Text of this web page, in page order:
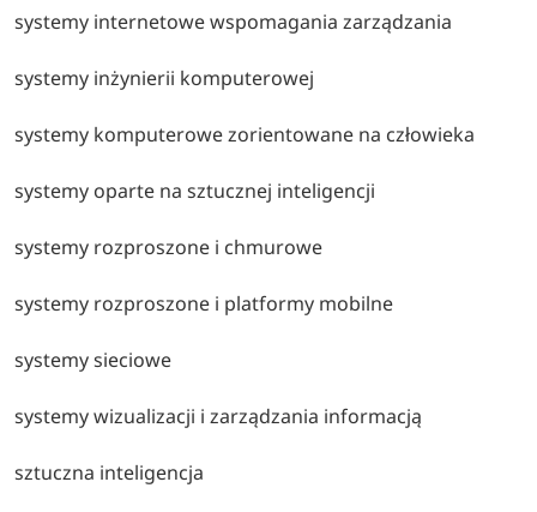
systemy internetowe wspomagania zarządzania
systemy inżynierii komputerowej
systemy komputerowe zorientowane na człowieka
systemy oparte na sztucznej inteligencji
systemy rozproszone i chmurowe
systemy rozproszone i platformy mobilne
systemy sieciowe
systemy wizualizacji i zarządzania informacją
sztuczna inteligencja